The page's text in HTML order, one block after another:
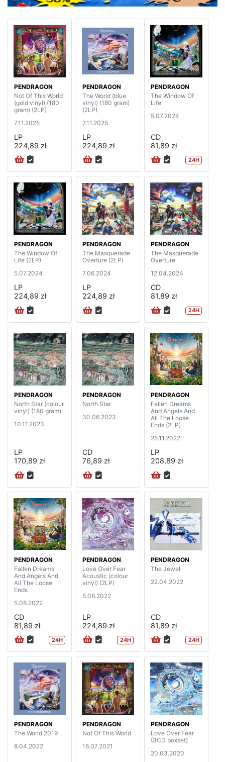
PENDRAGON
Not Of This World
(gold vinyl) (180
gram) (2LP)
7.11.2025
LP
224,89 zł
PENDRAGON
The World (blue
vinyl) (180 gram)
(2LP)
7.11.2025
LP
224,89 zł
PENDRAGON
The Window Of
Life
5.07.2024
CD
81,89 zł
24H
PENDRAGON
The Window Of
Life (2LP)
5.07.2024
LP
224,89 zł
PENDRAGON
The Masquerade
Overture (2LP)
7.06.2024
LP
224,89 zł
PENDRAGON
The Masquerade
Overture
12.04.2024
CD
81,89 zł
24H
PENDRAGON
North Star (colour
vinyl) (180 gram)
10.11.2023
LP
170,89 zł
PENDRAGON
North Star
30.06.2023
CD
76,89 zł
PENDRAGON
Fallen Dreams
And Angels And
All The Loose
Ends (2LP)
25.11.2022
LP
208,89 zł
PENDRAGON
Fallen Dreams
And Angels And
All The Loose
Ends
5.08.2022
CD
81,89 zł
24H
PENDRAGON
Love Over Fear
Acoustic (colour
vinyl) (2LP)
5.08.2022
LP
224,89 zł
24H
PENDRAGON
The Jewel
22.04.2022
CD
81,89 zł
24H
PENDRAGON
The World 2019
8.04.2022
PENDRAGON
Not Of This World
16.07.2021
PENDRAGON
Love Over Fear
(3CD boxset)
20.03.2020